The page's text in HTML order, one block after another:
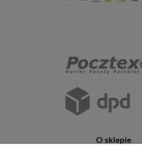
O sklepie